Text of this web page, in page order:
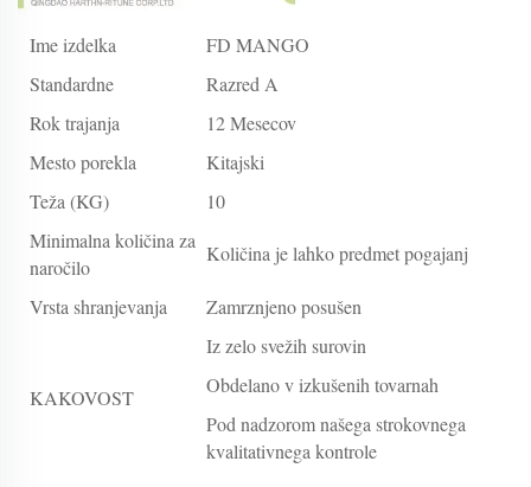
Ime izdelka
FD MANGO
Standardne
Razred A
Rok trajanja
12 Mesecov
Mesto porekla
Kitajski
Teža (KG)
10
Minimalna količina za
naročilo
Količina je lahko predmet pogajanj
Vrsta shranjevanja Zamrznjeno posušen
KAKOVOST
Iz zelo svežih surovin
Obdelano v izkušenih tovarnah
Pod nadzorom našega strokovnega
kvalitativnega kontrole